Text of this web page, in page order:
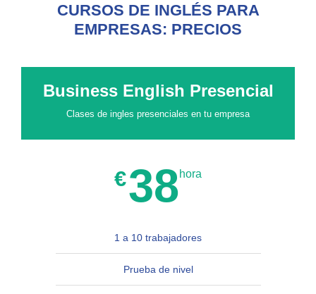
CURSOS DE INGLÉS PARA
EMPRESAS: PRECIOS
Business English Presencial
Clases de ingles presenciales en tu empresa
€38hora
1 a 10 trabajadores
Prueba de nivel